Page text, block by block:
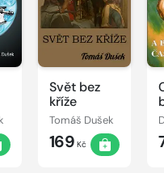
Svět bez
kříže
Tomáš Dušek
169 Kč